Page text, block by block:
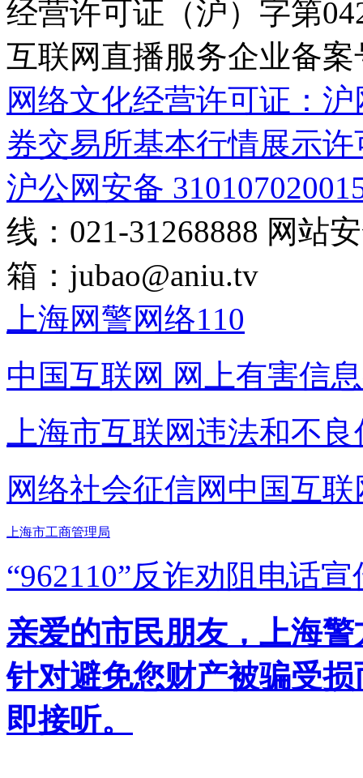
经营许可证（沪）字第
互联网直播服务企业备案
网络文化经营许可证：
券交易所基本行情展示许
沪公网安备
线：021-31268888 网站
箱： jubao@aniu.tv
上海网警网络110
中国互联网 网上有害信
上海市互联网违法和不
网络社会征信网 中国互
上海市工商管理局
“962110”反诈劝阻电话宣
亲爱的市民朋友，上海
针对避免您财产被骗受
即接听。